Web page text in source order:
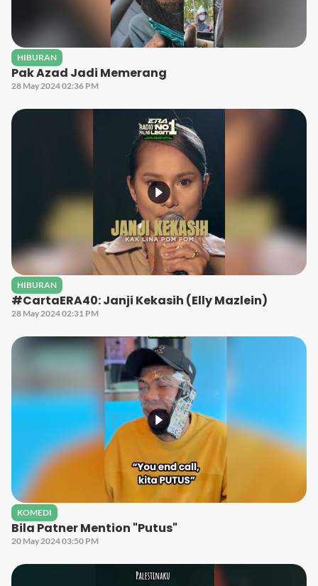
HIBURAN
Pak Azad Jadi Memerang
28 May 2024 02:36 PM
HIBURAN
#CartaERA40: Janji Kekasih (Elly Mazlein)
28 May 2024 02:31 PM
KOMEDI
Bila Patner Mention "Putus"
20 May 2024 03:50 PM